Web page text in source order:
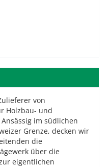
von
Holzbau- und
im südlichen
Grenze, decken wir
die
über die
eigentlichen